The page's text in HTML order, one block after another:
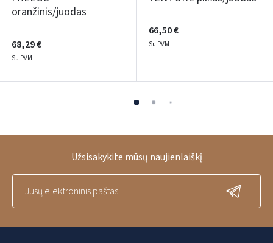
oranžinis/juodas
68,29 €
Su PVM
66,50 €
Su PVM
Užsisakykite mūsų naujienlaiškį